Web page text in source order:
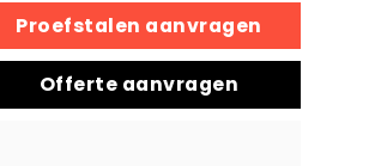
Proefstalen aanvragen
Offerte aanvragen